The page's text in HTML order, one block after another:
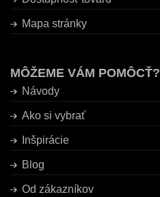
Mapa stránky
MÔŽEME VÁM POMÔCŤ?
Návody
Ako si vybrať
Inšpirácie
Blog
Od zákazníkov